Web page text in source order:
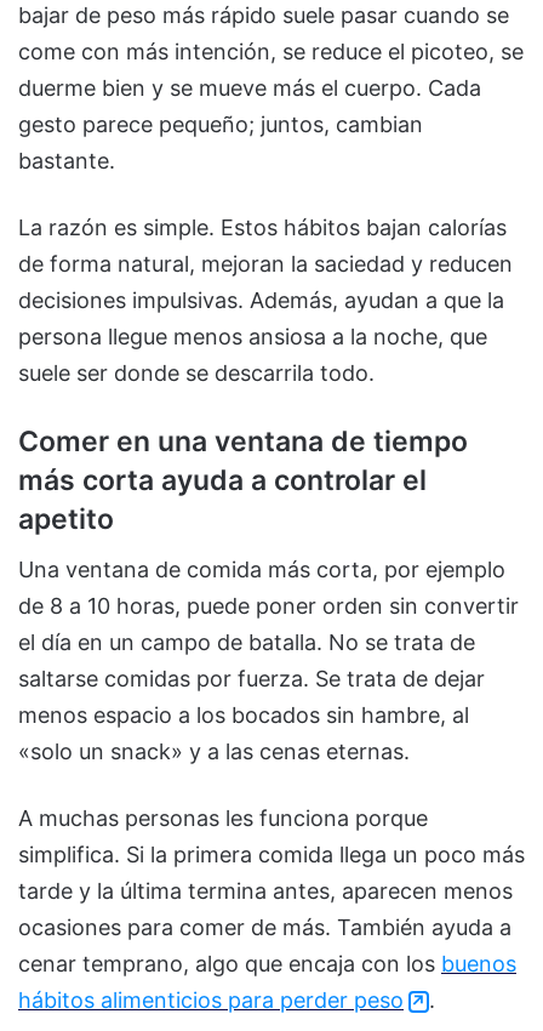
bajar de peso más rápido suele pasar cuando se
come con más intención, se reduce el picoteo, se
duerme bien y se mueve más el cuerpo. Cada
gesto parece pequeño; juntos, cambian
bastante.
La razón es simple. Estos hábitos bajan calorías
de forma natural, mejoran la saciedad y reducen
decisiones impulsivas. Además, ayudan a que la
persona llegue menos ansiosa a la noche, que
suele ser donde se descarrila todo.
Comer en una ventana de tiempo
más corta ayuda a controlar el
apetito
Una ventana de comida más corta, por ejemplo
de 8 a 10 horas, puede poner orden sin convertir
el día en un campo de batalla. No se trata de
saltarse comidas por fuerza. Se trata de dejar
menos espacio a los bocados sin hambre, al
«solo un snack» y a las cenas eternas.
A muchas personas les funciona porque
simplifica. Si la primera comida llega un poco más
tarde y la última termina antes, aparecen menos
ocasiones para comer de más. También ayuda a
cenar temprano, algo que encaja con los buenos
hábitos alimenticios para perder peso
.